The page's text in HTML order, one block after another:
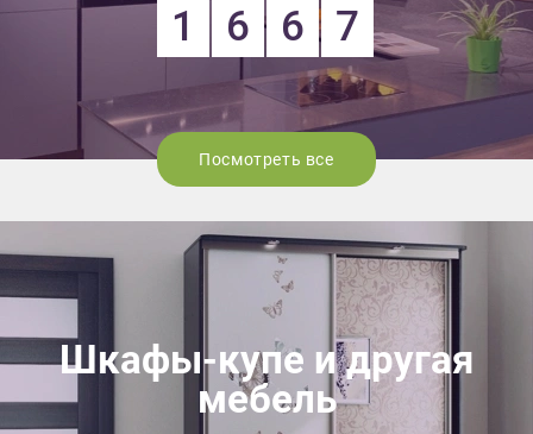
1 6 6 7
Посмотреть все
Шкафы-купе и другая
мебель